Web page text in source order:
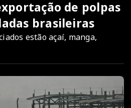
de polpas
brasileiras
estão açaí, manga,